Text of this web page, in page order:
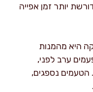
יותר זמן אפייה
היא מהמנות
ערב לפני,
נספגים,